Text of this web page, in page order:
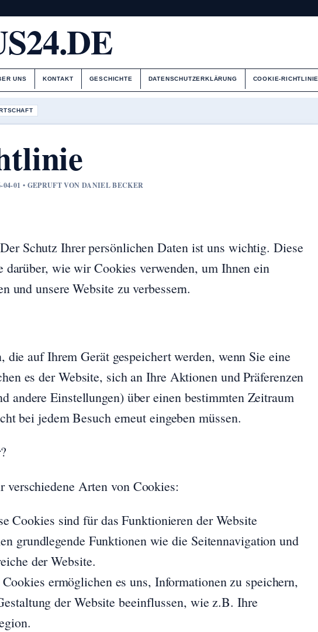
UNS KONTAKT GESCHICHTE DATENSCHUTZERKLÄRUNG COOKIE-RICHTLINIE
01 • GEPRUFT VON DANIEL BECKER
Schutz Ihrer persönlichen Daten ist uns wichtig. Diese
wie wir Cookies verwenden, um Ihnen ein
und unsere Website zu verbessern.
die auf Ihrem Gerät gespeichert werden, wenn Sie eine
es der Website, sich an Ihre Aktionen und Präferenzen
andere Einstellungen) über einen bestimmten Zeitraum
bei jedem Besuch erneut eingeben müssen.
verschiedene Arten von Cookies:
Cookies sind für das Funktionieren der Website
grundlegende Funktionen wie die Seitennavigation und
der Website.
ermöglichen es uns, Informationen zu speichern,
der Website beeinflussen, wie z.B. Ihre